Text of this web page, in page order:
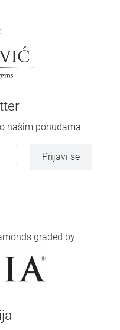
našim ponudama.
Prijavi se
graded by